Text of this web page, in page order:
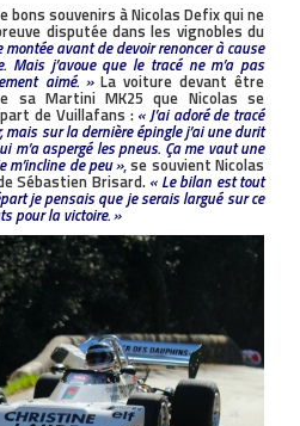
bons souvenirs à Nicolas Defix qui ne
disputée dans les vignobles du
montée avant de devoir renoncer à cause
Mais j’avoue que le tracé ne m’a pas
aimé. »La voiture devant être
sa Martini MK25 que Nicolas se
de Vuillafans : « J’ai adoré de tracé
mais sur la dernière épingle j’ai une durit
m’a aspergé les pneus. Ça me vaut une
de peu », se souvient Nicolas
Sébastien Brisard. « Le bilan est tout
je pensais que je serais largué sur ce
pour la victoire. »